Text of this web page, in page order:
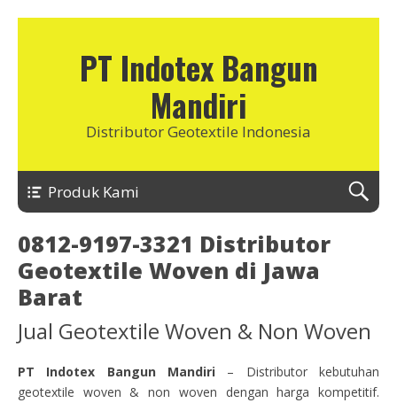
PT Indotex Bangun
Mandiri
Distributor Geotextile Indonesia
Produk Kami
0812-9197-3321 Distributor
Geotextile Woven di Jawa
Barat
Jual Geotextile Woven & Non Woven
PT Indotex Bangun Mandiri – Distributor kebutuhan
geotextile woven & non woven dengan harga kompetitif.